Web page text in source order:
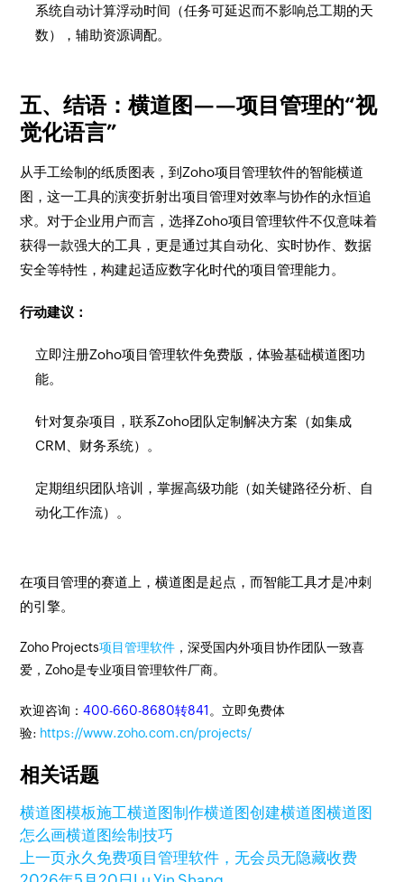
系统自动计算浮动时间（任务可延迟而不影响总工期的天
数），辅助资源调配。
五、结语：横道图——项目管理的“视
觉化语言”
从手工绘制的纸质图表，到Zoho项目管理软件的智能横道
图，这一工具的演变折射出项目管理对效率与协作的永恒追
求。对于企业用户而言，选择Zoho项目管理软件不仅意味着
获得一款强大的工具，更是通过其自动化、实时协作、数据
安全等特性，构建起适应数字化时代的项目管理能力。
行动建议：
立即注册Zoho项目管理软件免费版，体验基础横道图功
能。
针对复杂项目，联系Zoho团队定制解决方案（如集成
CRM、财务系统）。
定期组织团队培训，掌握高级功能（如关键路径分析、自
动化工作流）。
在项目管理的赛道上，横道图是起点，而智能工具才是冲刺
的引擎。
Zoho Projects项目管理软件 ，深受国内外项目协作团队一致喜
爱，Zoho是专业项目管理软件厂商。
欢迎咨询：400-660-8680转841 。立即免费体
验: https://www.zoho.com.cn/projects/
相关话题
横道图模板施工横道图制作横道图创建横道图横道图
怎么画横道图绘制技巧
上一页永久免费项目管理软件，无会员无隐藏收费